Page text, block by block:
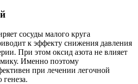
сосуды малого круга
к эффекту снижения давления
При этом оксид азота не влияет
Именно поэтому
при лечении легочной
генеза.